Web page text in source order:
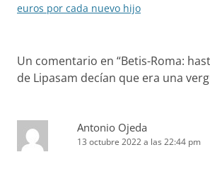
euros por cada nuevo hijo
Un comentario en “Betis-Roma:
de Lipasam decían que era una
Antonio Ojeda
13 octubre 2022 a las 22:44 pm